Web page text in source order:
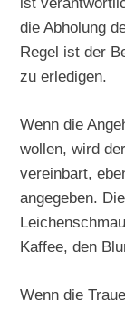
die Abholung
Regel ist der
zu erledigen.
Wenn die
wollen, wird
vereinbart,
angegeben.
Kaffee, den
Wenn die